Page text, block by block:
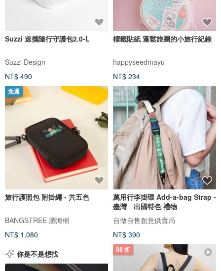
Suzzi 速攜隨行守護包2.0-L
Suzzi Design
NT$ 490
標籤貼紙 蓬鬆旅團的小旅行紀錄
happyseedmayu
NT$ 234
免運
旅行護照包 附掛繩 - 共五色
BANGSTREE 瀏海樹
NT$ 1,080
萬用行李掛環 Add-a-bag Strap -
臺灣 出國特色 禮物
自做自售創意供賣局
NT$ 390
你是不是想找
88 折